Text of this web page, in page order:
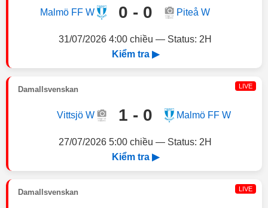
Malmö FF W 0 - 0 Piteå W
31/07/2026 4:00 chiều — Status: 2H
Kiểm tra ▶
Damallsvenskan LIVE
Vittsjö W 1 - 0 Malmö FF W
27/07/2026 5:00 chiều — Status: 2H
Kiểm tra ▶
Damallsvenskan LIVE